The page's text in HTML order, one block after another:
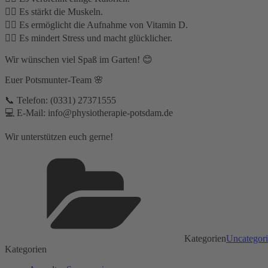
👉🏽 Es stärkt die Muskeln.
👉🏽 Es ermöglicht die Aufnahme von Vitamin D.
👉🏽 Es mindert Stress und macht glücklicher.
Wir wünschen viel Spaß im Garten! 😊
Euer Potsmunter-Team 🌸
📞 Telefon: (0331) 27371555⁣
💻 E-Mail: info@physiotherapie-potsdam.de
Wir unterstützen euch gerne!
Kategorien
Kategorien